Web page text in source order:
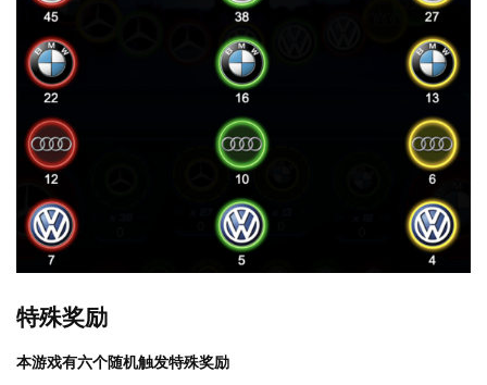
特殊奖励
本游戏有六个随机触发特殊奖励